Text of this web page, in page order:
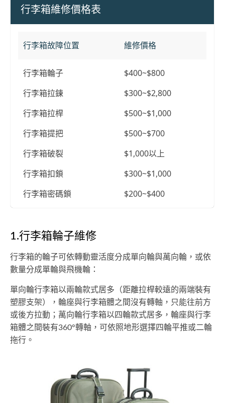
行李箱維修價格表
行李箱故障位置 維修價格
行李箱輪子
$400~$800
行李箱拉鍊
$300~$2,800
行李箱拉桿
$500~$1,000
行李箱提把
$500~$700
行李箱破裂
$1,000以上
行李箱扣鎖
$300~$1,000
行李箱密碼鎖
$200~$400
1.行李箱輪子維修
行李箱的輪子可依轉動靈活度分成單向輪與萬向輪，或依
數量分成單輪與飛機輪：
單向輪行李箱以兩輪款式居多（距離拉桿較遠的兩端裝有
塑膠支架），輪座與行李箱體之間沒有轉軸，只能往前方
或後方拉動；萬向輪行李箱以四輪款式居多，輪座與行李
箱體之間裝有360°轉軸，可依照地形選擇四輪平推或二輪
拖行。